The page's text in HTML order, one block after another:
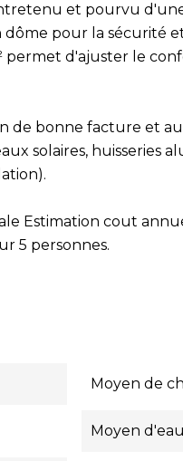
et pourvu
pour la sécurité
permet d'ajuster le
de bonne facture et
solaires, huisseries
Estimation cout
5 personnes.
Moyen de
Moyen